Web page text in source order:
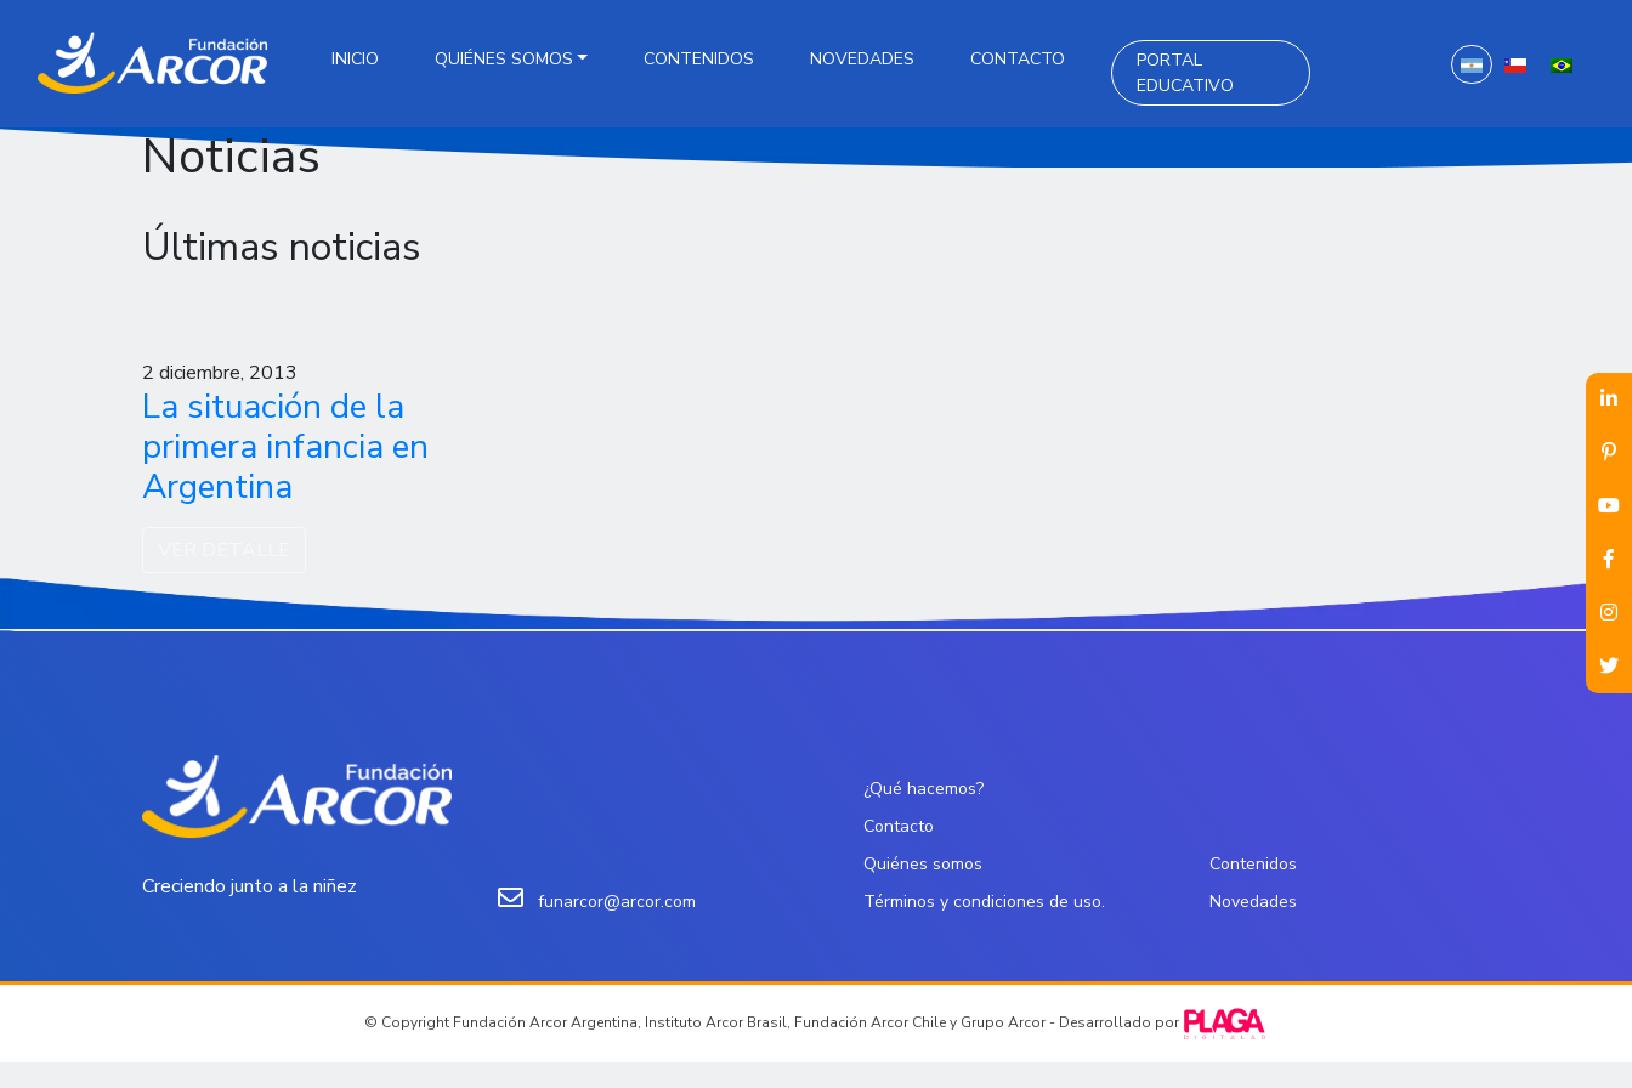
INICIO QUIÉNES SOMOS CONTENIDOS NOVEDADES CONTACTO
PORTAL
EDUCATIVO
Noticias
Últimas noticias
2 diciembre, 2013
La situación de la
primera infancia en
Argentina
Creciendo junto a la niñez
funarcor@arcor.com
¿Qué hacemos?
Contacto
Quiénes somos
Términos y condiciones de uso.
Contenidos
Novedades
© Copyright Fundación Arcor Argentina, Instituto Arcor Brasil, Fundación Arcor Chile y Grupo Arcor - Desarrollado por